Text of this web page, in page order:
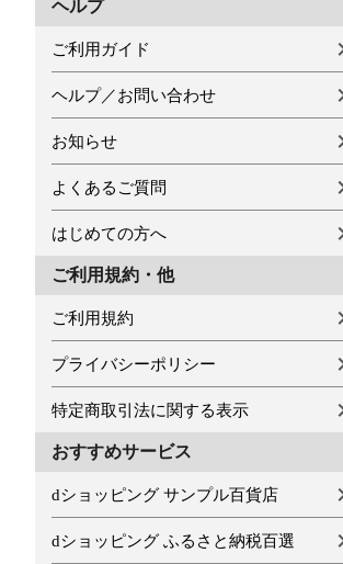
ヘルプ
ご利用ガイド
ヘルプ／お問い合わせ
お知らせ
よくあるご質問
はじめての方へ
ご利用規約・他
ご利用規約
プライバシーポリシー
特定商取引法に関する表示
おすすめサービス
dショッピング サンプル百貨店
dショッピング ふるさと納税百選